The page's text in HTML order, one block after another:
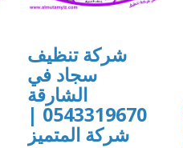
شركة تنظيف
سجاد في
الشارقة
0543319670 |
شركة المتميز